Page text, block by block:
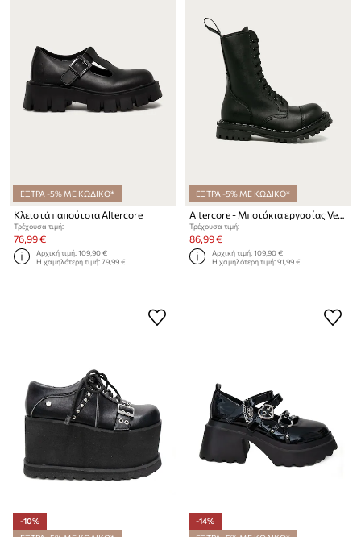
ΕΞΤΡΑ -5% ΜΕ ΚΩΔΙΚΟ*
Κλειστά παπούτσια Altercore
Τρέχουσα τιμή:
76,99 €
Αρχική τιμή:109,90 €
Η χαμηλότερη τιμή:79,99 €
ΕΞΤΡΑ -5% ΜΕ ΚΩΔΙΚΟ*
Altercore - Μποτάκια εργασίας Vegan
Τρέχουσα τιμή:
86,99 €
Αρχική τιμή:109,90 €
Η χαμηλότερη τιμή:91,99 €
-10%
-14%